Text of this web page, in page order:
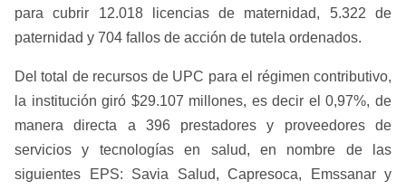
para cubrir 12.018 licencias de maternidad, 5.322 de
paternidad y 704 fallos de acción de tutela ordenados.
Del total de recursos de UPC para el régimen contributivo,
la institución giró $29.107 millones, es decir el 0,97%, de
manera directa a 396 prestadores y proveedores de
servicios y tecnologías en salud, en nombre de las
siguientes EPS: Savia Salud, Capresoca, Emssanar y